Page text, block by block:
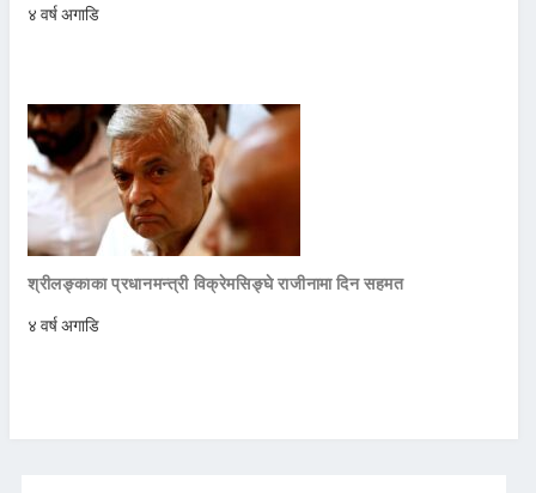
४ वर्ष अगाडि
श्रीलङ्काका प्रधानमन्त्री विक्रेमसिङ्घे राजीनामा दिन सहमत
४ वर्ष अगाडि